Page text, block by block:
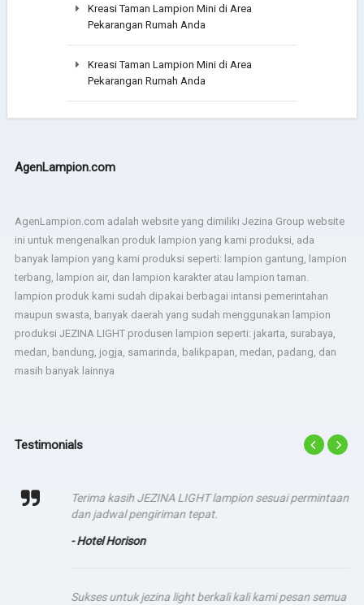
Kreasi Taman Lampion Mini di Area
Pekarangan Rumah Anda
Kreasi Taman Lampion Mini di Area
Pekarangan Rumah Anda
AgenLampion.com
AgenLampion.com adalah website yang dimiliki Jezina Group website
ini untuk mengenalkan produk lampion yang kami produksi, ada
banyak lampion yang kami produksi seperti: lampion gantung, lampion
terbang, lampion air, dan lampion karakter atau lampion taman.
lampion produk kami sudah dipakai berbagai intansi pemerintahan
maupun swasta, banyak daerah yang sudah menggunakan lampion
produksi JEZINA LIGHT produsen lampion seperti: jakarta, surabaya,
medan, bandung, jogja, samarinda, balikpapan, medan, padang, dan
masih banyak lainnya
Testimonials
Terima kasih JEZINA LIGHT lampion sesuai permintaan
dan jadwal pengiriman tepat.
- Hotel Horison
Sukses untuk jezina light berkali kali kami pesan semua